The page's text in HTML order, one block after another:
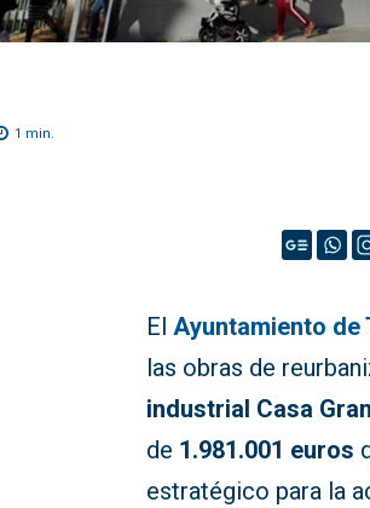
1 min.
ElAyuntamiento de
las obras de
industrial Casa
de 1.981.001 euros
estratégico para la